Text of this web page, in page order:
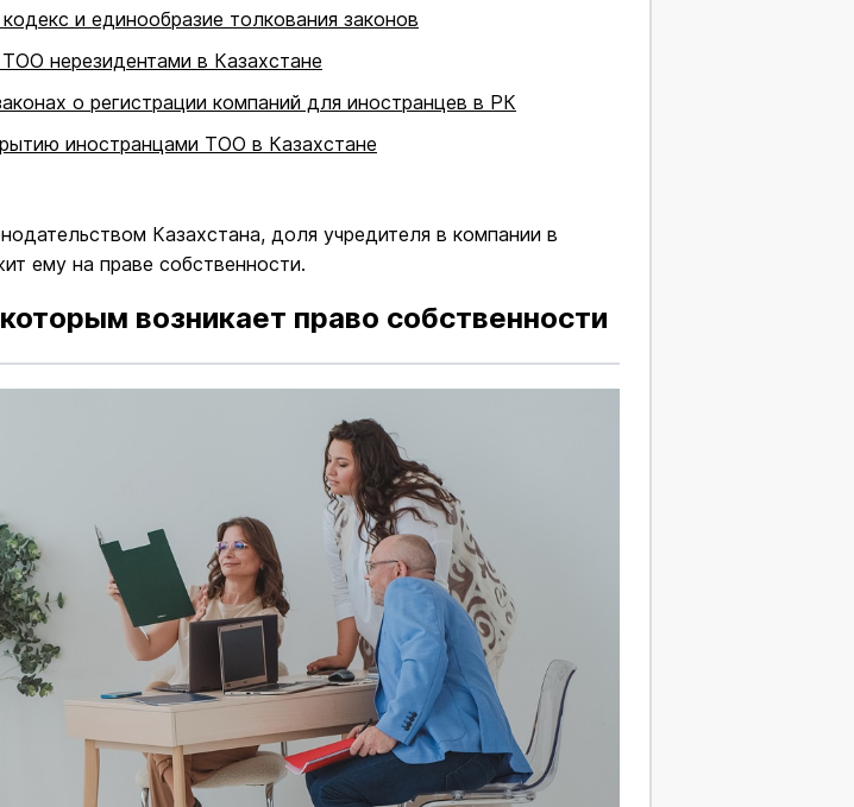
и единообразие толкования законов
нерезидентами в Казахстане
о регистрации компаний для иностранцев в РК
иностранцами ТОО в Казахстане
Казахстана, доля учредителя в компании в
ему на праве собственности.
возникает право собственности